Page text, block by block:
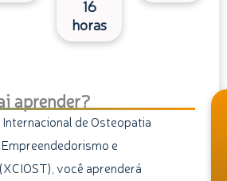
16
horas
aprender?
de Osteopatia
e
você aprenderá